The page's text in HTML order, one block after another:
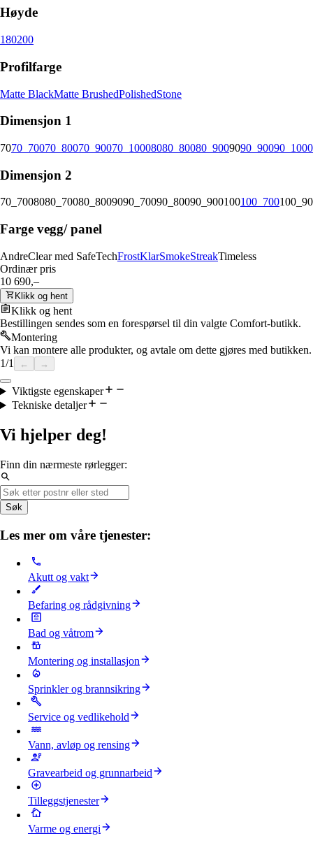
Høyde
180200
Profilfarge
Matte BlackMatte BrushedPolishedStone
Dimensjon 1
7070_70070_80070_90070_10008080_80080_9009090_90090_1000
Dimensjon 2
70_7008080_70080_8009090_70090_80090_900100100_700
Farge vegg/ panel
AndreClear med SafeTechFrostKlarSmokeStreakTimeless
Ordinær pris
10 690,–
Klikk og hent
Klikk og hent
Bestillingen sendes som en forespørsel til din valgte Comfort-butikk.
Montering
Vi kan montere alle produkter, og avtale om dette gjøres med butikken.
1/1 ← →
Viktigste egenskaper
Tekniske detaljer
Vi hjelper deg!
Finn din nærmeste rørlegger:
Søk
Les mer om våre tjenester:
Akutt og vakt
Befaring og rådgivning
Bad og våtrom
Montering og installasjon
Sprinkler og brannsikring
Service og vedlikehold
Vann, avløp og rensing
Gravearbeid og grunnarbeid
Tilleggstjenester
Varme og energi